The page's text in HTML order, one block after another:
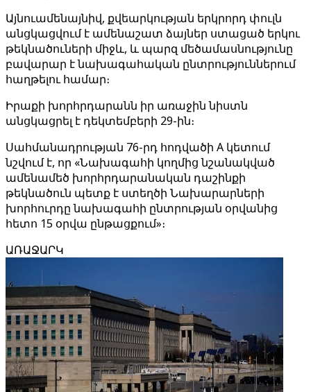
Այնուամենայնիվ, քվեարկության երկրորդ փուլն
անցկացվում է ամենաշատ ձայներ ստացած երկու
թեկնածուների միջև, և պարզ մեծամասնությունը
բավարար է նախագահական ընտրություններում
հաղթելու համար։
Իրաքի խորհրդարանն իր առաջին նիստն
անցկացրել է դեկտեմբերի 29-ին։
Սահմանադրության 76-րդ հոդվածի A կետում
նշվում է, որ «Նախագահի կողմից նշանակված
ամենամեծ խորհրդարանական դաշինքի
թեկնածուն պետք է ստեղծի Նախարարների
խորհուրդը նախագահի ընտրության օրվանից
հետո 15 օրվա ընթացքում»։
ԱՌԱՋԱՐԿ